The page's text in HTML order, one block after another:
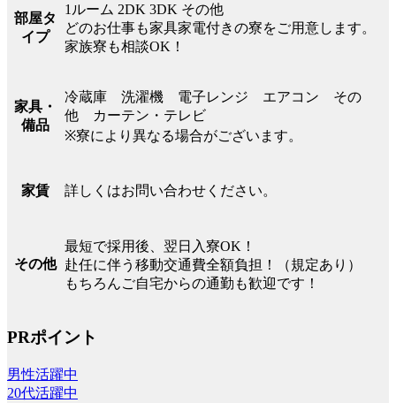
部屋タ
イプ
1ルーム 2DK 3DK その他
どのお仕事も家具家電付きの寮をご用意します。
家族寮も相談OK！
家具・
備品
冷蔵庫 洗濯機 電子レンジ エアコン その
他 カーテン・テレビ
※寮により異なる場合がございます。
家賃 詳しくはお問い合わせください。
その他
最短で採用後、翌日入寮OK！
赴任に伴う移動交通費全額負担！（規定あり）
もちろんご自宅からの通勤も歓迎です！
PRポイント
男性活躍中
20代活躍中